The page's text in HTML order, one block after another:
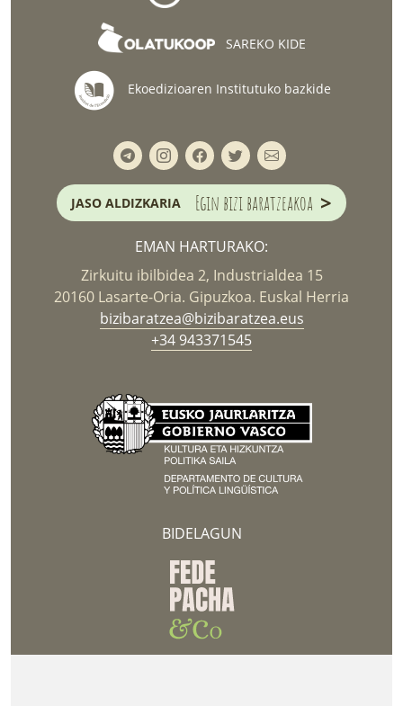
SAREKO KIDE
Ekoedizioaren Institutuko bazkide
JASO ALDIZKARIA Egin bizi baratzeakoa >
EMAN HARTURAKO:
Zirkuitu ibilbidea 2, Industrialdea 15
20160 Lasarte-Oria. Gipuzkoa. Euskal Herria
bizibaratzea@bizibaratzea.eus
+34 943371545
BIDELAGUN